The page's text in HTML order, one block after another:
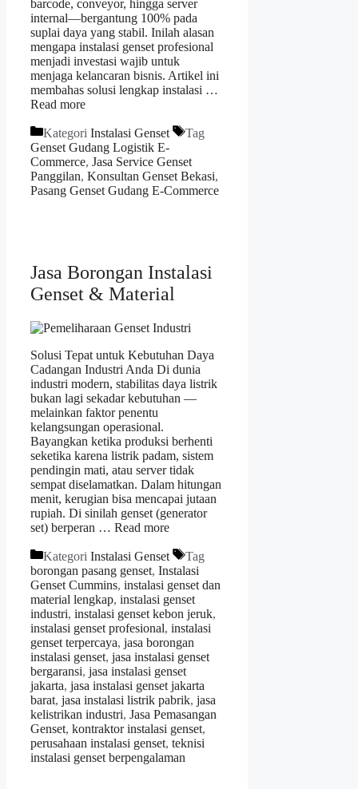
barcode, conveyor, hingga server
internal—bergantung 100% pada
suplai daya yang stabil. Inilah alasan
mengapa instalasi genset profesional
menjadi investasi wajib untuk
menjaga kelancaran bisnis. Artikel ini
membahas solusi lengkap instalasi …
Read more
Kategori Instalasi Genset
Tag
Genset Gudang Logistik E-
Commerce, Jasa Service Genset
Panggilan, Konsultan Genset Bekasi,
Pasang Genset Gudang E-Commerce
Jasa Borongan Instalasi
Genset & Material
Solusi Tepat untuk Kebutuhan Daya
Cadangan Industri Anda Di dunia
industri modern, stabilitas daya listrik
bukan lagi sekadar kebutuhan —
melainkan faktor penentu
kelangsungan operasional.
Bayangkan ketika produksi berhenti
seketika karena listrik padam, sistem
pendingin mati, atau server tidak
sempat diselamatkan. Dalam hitungan
menit, kerugian bisa mencapai jutaan
rupiah. Di sinilah genset (generator
set) berperan … Read more
Kategori Instalasi Genset
Tag
borongan pasang genset, Instalasi
Genset Cummins, instalasi genset dan
material lengkap, instalasi genset
industri, instalasi genset kebon jeruk,
instalasi genset profesional, instalasi
genset terpercaya, jasa borongan
instalasi genset, jasa instalasi genset
bergaransi, jasa instalasi genset
jakarta, jasa instalasi genset jakarta
barat, jasa instalasi listrik pabrik, jasa
kelistrikan industri, Jasa Pemasangan
Genset, kontraktor instalasi genset,
perusahaan instalasi genset, teknisi
instalasi genset berpengalaman